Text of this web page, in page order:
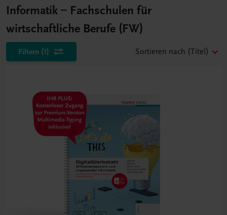
Informatik – Fachschulen für
wirtschaftliche Berufe (FW)
Filtern (1) Sortieren nach (Titel)